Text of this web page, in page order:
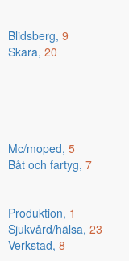
Blidsberg, 9
Skara, 20
Mc/moped, 5
Båt och fartyg, 7
Produktion, 1
Sjukvård/hälsa, 23
Verkstad, 8